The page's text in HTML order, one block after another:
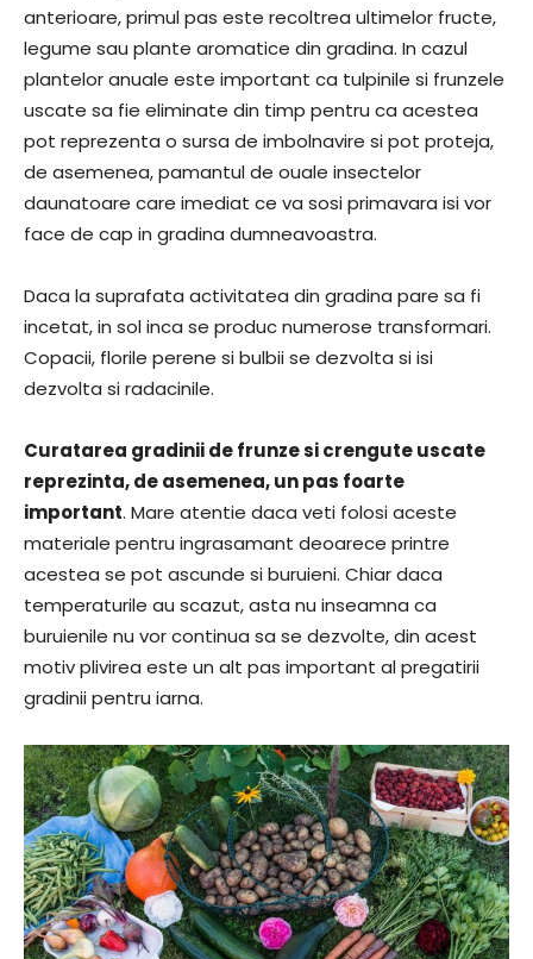
anterioare, primul pas este recoltrea ultimelor fructe,
legume sau plante aromatice din gradina. In cazul
plantelor anuale este important ca tulpinile si frunzele
uscate sa fie eliminate din timp pentru ca acestea
pot reprezenta o sursa de imbolnavire si pot proteja,
de asemenea, pamantul de ouale insectelor
daunatoare care imediat ce va sosi primavara isi vor
face de cap in gradina dumneavoastra.
Daca la suprafata activitatea din gradina pare sa fi
incetat, in sol inca se produc numerose transformari.
Copacii, florile perene si bulbii se dezvolta si isi
dezvolta si radacinile.
Curatarea gradinii de frunze si crengute uscate
reprezinta, de asemenea, un pas foarte
important. Mare atentie daca veti folosi aceste
materiale pentru ingrasamant deoarece printre
acestea se pot ascunde si buruieni. Chiar daca
temperaturile au scazut, asta nu inseamna ca
buruienile nu vor continua sa se dezvolte, din acest
motiv plivirea este un alt pas important al pregatirii
gradinii pentru iarna.